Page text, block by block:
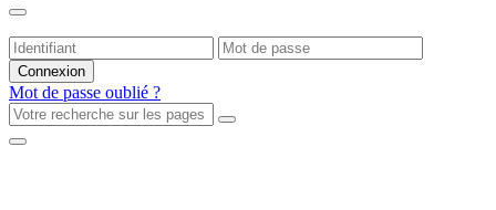
Mot de passe oublié ?